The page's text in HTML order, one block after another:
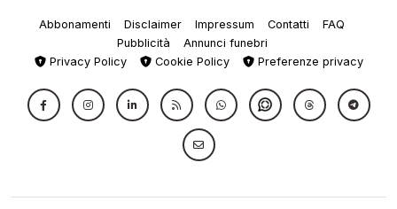
Abbonamenti Disclaimer Impressum Contatti
FAQ
Pubblicità
Annunci funebri
Privacy Policy
Cookie Policy Preferenze privacy